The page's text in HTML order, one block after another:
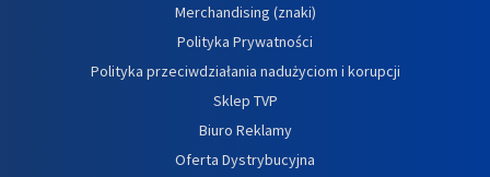
Merchandising (znaki)
Polityka Prywatności
Polityka przeciwdziałania nadużyciom i korupcji
Sklep TVP
Biuro Reklamy
Oferta Dystrybucyjna